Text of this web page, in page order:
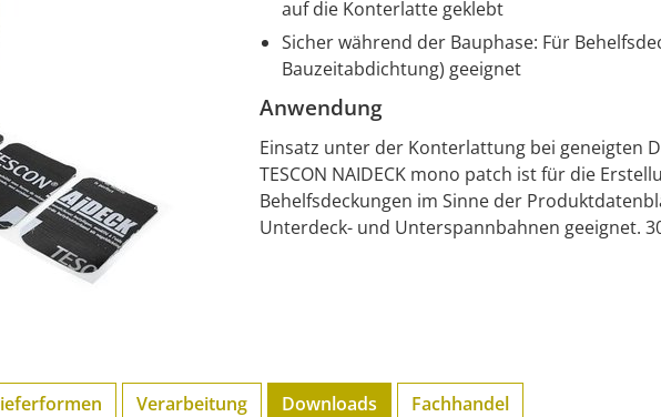
auf die Konterlatte geklebt
Sicher während der Bauphase: Für
Bauzeitabdichtung) geeignet
Anwendung
Einsatz unter der Konterlattung bei geneigten
TESCON NAIDECK mono patch ist für die
Behelfsdeckungen im Sinne der
Unterdeck- und Unterspannbahnen geeignet.
Verarbeitung Downloads Fachhandel